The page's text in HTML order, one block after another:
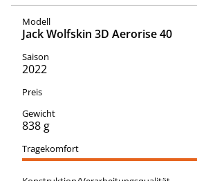
Jack Wolfskin 3D Aerorise 40
2022
838 g